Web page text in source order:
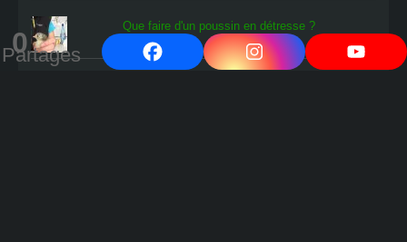
0
Partages
Que faire d'un poussin en détresse ?